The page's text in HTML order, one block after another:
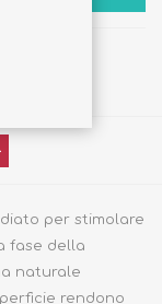
per stimolare
fase della
naturale
rendono